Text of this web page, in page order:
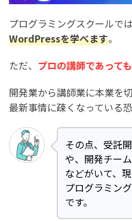
プログラミングスクールで
WordPressを学べます。
ただ、 プロの講師であって
開発業から講師業に本業を
最新事情に疎くなっている
その点、受託
や、開発チー
などがいて、
プログラミン
です。